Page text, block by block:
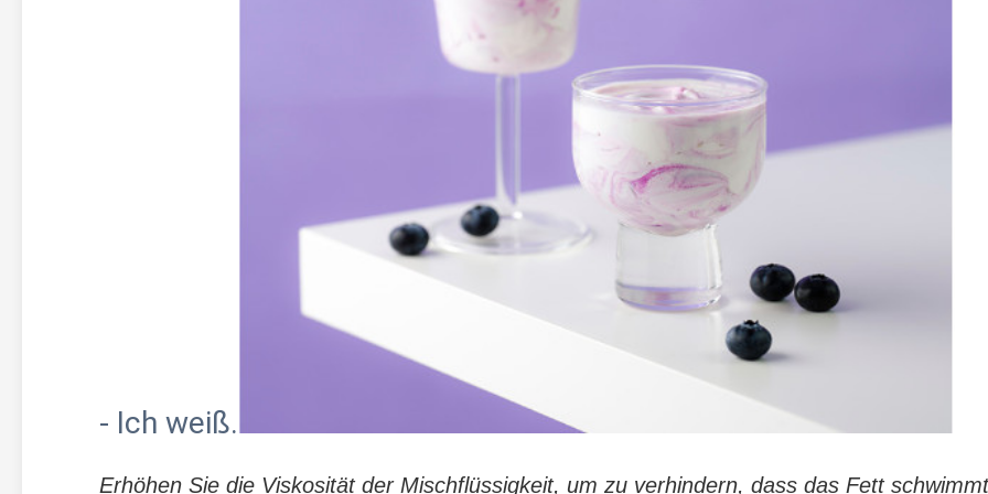
- Ich weiß.
Erhöhen Sie die Viskosität der Mischflüssigkeit, um zu verhindern, dass das Fett